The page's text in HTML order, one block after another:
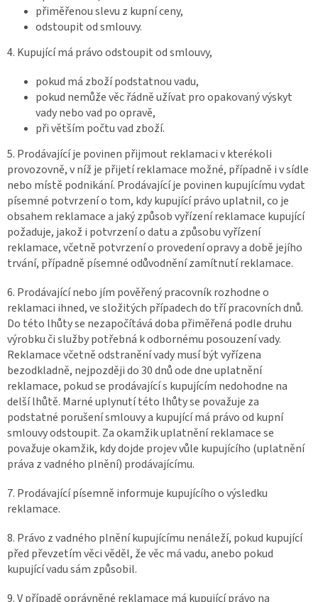
přiměřenou slevu z kupní ceny,
odstoupit od smlouvy.
4. Kupující má právo odstoupit od smlouvy,
pokud má zboží podstatnou vadu,
pokud nemůže věc řádně užívat pro opakovaný výskyt
vady nebo vad po opravě,
při větším počtu vad zboží.
5. Prodávající je povinen přijmout reklamaci v kterékoli
provozovně, v níž je přijetí reklamace možné, případně i v sídle
nebo místě podnikání. Prodávající je povinen kupujícímu vydat
písemné potvrzení o tom, kdy kupující právo uplatnil, co je
obsahem reklamace a jaký způsob vyřízení reklamace kupující
požaduje, jakož i potvrzení o datu a způsobu vyřízení
reklamace, včetně potvrzení o provedení opravy a době jejího
trvání, případně písemné odůvodnění zamítnutí reklamace.
6. Prodávající nebo jím pověřený pracovník rozhodne o
reklamaci ihned, ve složitých případech do tří pracovních dnů.
Do této lhůty se nezapočítává doba přiměřená podle druhu
výrobku či služby potřebná k odbornému posouzení vady.
Reklamace včetně odstranění vady musí být vyřízena
bezodkladně, nejpozději do 30 dnů ode dne uplatnění
reklamace, pokud se prodávající s kupujícím nedohodne na
delší lhůtě. Marné uplynutí této lhůty se považuje za
podstatné porušení smlouvy a kupující má právo od kupní
smlouvy odstoupit. Za okamžik uplatnění reklamace se
považuje okamžik, kdy dojde projev vůle kupujícího (uplatnění
práva z vadného plnění) prodávajícímu.
7. Prodávající písemně informuje kupujícího o výsledku
reklamace.
8. Právo z vadného plnění kupujícímu nenáleží, pokud kupující
před převzetím věci věděl, že věc má vadu, anebo pokud
kupující vadu sám způsobil.
9. V případě oprávněné reklamace má kupující právo na